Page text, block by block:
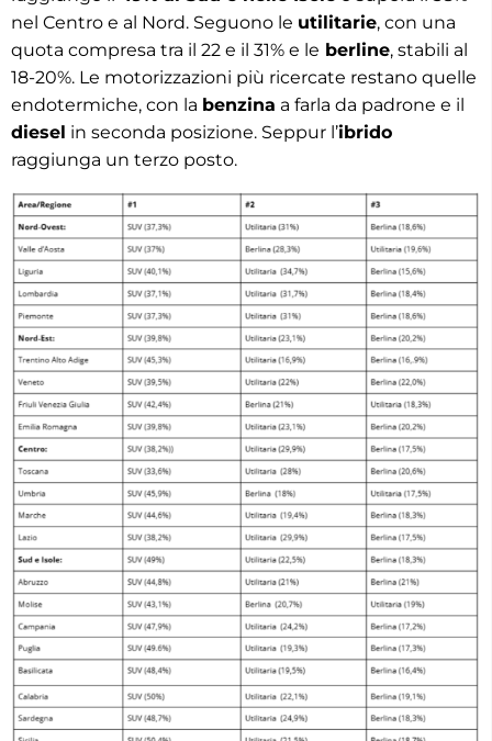
nel Centro e al Nord. Seguono le utilitarie, con una
quota compresa tra il 22 e il 31% e le berline, stabili al
18-20%. Le motorizzazioni più ricercate restano quelle
endotermiche, con la benzina a farla da padrone e il
diesel in seconda posizione. Seppur l’ibrido
raggiunga un terzo posto.